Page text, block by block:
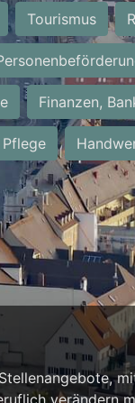
Tourismus
Finanzen,